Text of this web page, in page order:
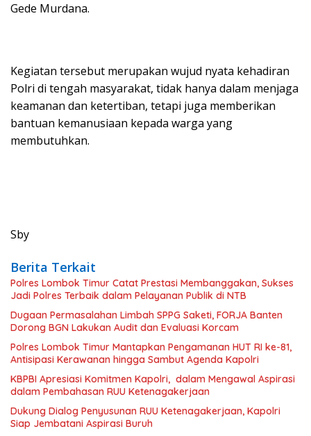
Gede Murdana.
Kegiatan tersebut merupakan wujud nyata kehadiran
Polri di tengah masyarakat, tidak hanya dalam menjaga
keamanan dan ketertiban, tetapi juga memberikan
bantuan kemanusiaan kepada warga yang
membutuhkan.
Sby
Berita Terkait
Polres Lombok Timur Catat Prestasi Membanggakan, Sukses
Jadi Polres Terbaik dalam Pelayanan Publik di NTB
Dugaan Permasalahan Limbah SPPG Saketi, FORJA Banten
Dorong BGN Lakukan Audit dan Evaluasi Korcam
Polres Lombok Timur Mantapkan Pengamanan HUT RI ke-81,
Antisipasi Kerawanan hingga Sambut Agenda Kapolri
KBPBI Apresiasi Komitmen Kapolri, dalam Mengawal Aspirasi
dalam Pembahasan RUU Ketenagakerjaan
Dukung Dialog Penyusunan RUU Ketenagakerjaan, Kapolri
Siap Jembatani Aspirasi Buruh